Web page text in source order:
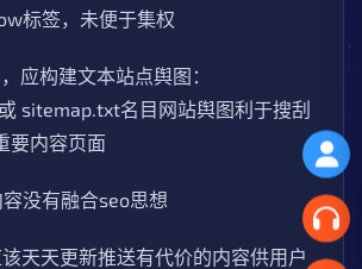
标签，未便于集权
应构建文本站点舆图：
sitemap.txt名目网站舆图利于搜刮
要内容页面
没有融合seo思想
天天更新推送有代价的内容供用户